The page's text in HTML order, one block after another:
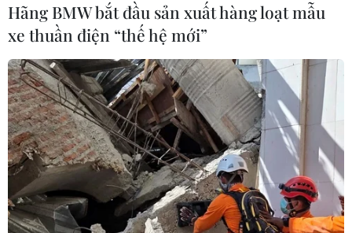
TIN CÙNG CHUYÊN MỤC
Ớt nhập khẩu từ Mexico khiến hàng
trăm người tiêu dùng Mỹ nhiễm
khuẩn Salmonella
Hãng BMW bắt đầu sản xuất hàng loạt mẫu
xe thuần điện “thế hệ mới”